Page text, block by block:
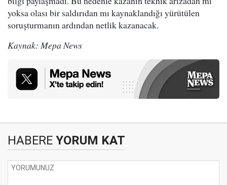
yoksa olası bir saldırıdan mı kaynaklandığı yürütülen
soruşturmanın ardından netlik kazanacak.
Kaynak: Mepa News
HABERE YORUM KAT